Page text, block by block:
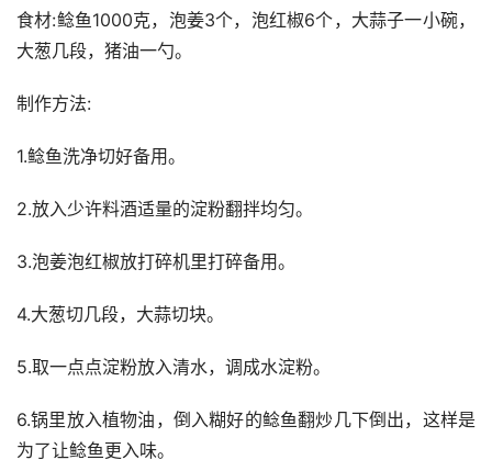
食材:鲶鱼1000克，泡姜3个，泡红椒6个，大蒜子一小碗，
大葱几段，猪油一勺。
制作方法:
1.鲶鱼洗净切好备用。
2.放入少许料酒适量的淀粉翻拌均匀。
3.泡姜泡红椒放打碎机里打碎备用。
4.大葱切几段，大蒜切块。
5.取一点点淀粉放入清水，调成水淀粉。
6.锅里放入植物油，倒入糊好的鲶鱼翻炒几下倒出，这样是
为了让鲶鱼更入味。